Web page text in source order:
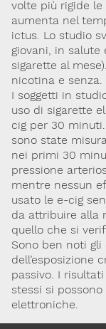
volte più rigide
aumenta nel
ictus. Lo studio
giovani, in salute
sigarette al
nicotina e senza.
I soggetti in
uso di sigarette
cig per 30
sono state
nei primi 30
pressione
mentre nessun
usato le e-cig
da attribuire alla
quello che si
Sono ben noti
dell’esposizione
passivo. I
stessi si possono
elettroniche.
M.
Link utili
La Società
Lavoro e Studio
Cookie Policy
Disclaimer
Il contenuto di
informativo. La
accetta alcuna
dimenticanze o
o in quelle cui si fa
Per maggiori
approfondimenti